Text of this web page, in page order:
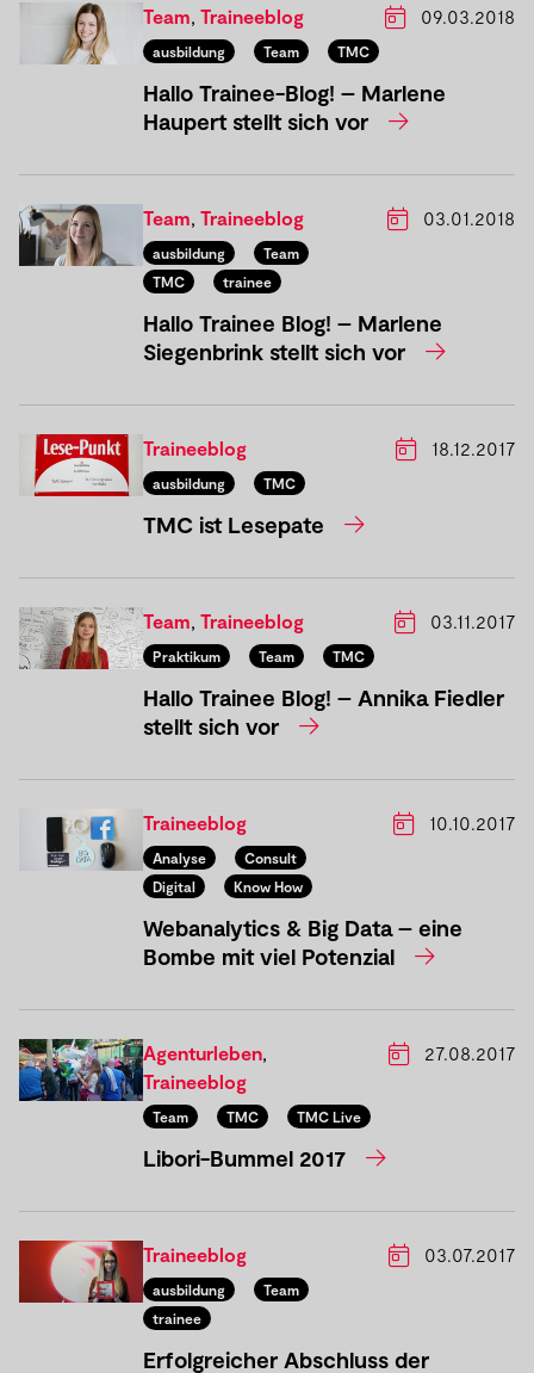
Team, Traineeblog
ausbildung Team TMC
09.03.2018
Hallo Trainee-Blog! – Marlene
Haupert stellt sich vor
Team, Traineeblog
ausbildung
Team
TMC
trainee
03.01.2018
Hallo Trainee Blog! – Marlene
Siegenbrink stellt sich vor
Traineeblog
ausbildung TMC
18.12.2017
TMC ist Lesepate
Team, Traineeblog
Praktikum Team TMC
03.11.2017
Hallo Trainee Blog! – Annika Fiedler
stellt sich vor
Traineeblog
Analyse
Consult
Digital
Know How
10.10.2017
Webanalytics & Big Data – eine
Bombe mit viel Potenzial
Agenturleben,
Traineeblog
Team TMC TMC Live
27.08.2017
Libori-Bummel 2017
Traineeblog
ausbildung
Team
trainee
03.07.2017
Erfolgreicher Abschluss der